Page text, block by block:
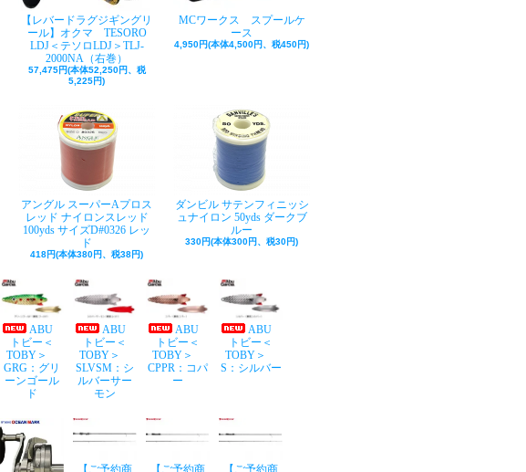
【レバードラグジギングリ
ール】オクマ TESORO
LDJ＜テソロLDJ＞TLJ-
2000NA（右巻）
57,475円(本体52,250円、税
5,225円)
MCワークス スプールケ
ース
4,950円(本体4,500円、税450円)
アングル スーパーAプロス
レッド ナイロンスレッド
100yds サイズD#0326 レッ
ド
418円(本体380円、税38円)
ダンビル サテンフィニッシ
ュナイロン 50yds ダークブ
ルー
330円(本体300円、税30円)
ABU
トビー＜
TOBY＞
GRG：グリ
ーンゴール
ド
ABU
トビー＜
TOBY＞
SLVSM：シ
ルバーサー
モン
ABU
トビー＜
TOBY＞
CPPR：コパ
ー
ABU
トビー＜
TOBY＞
S：シルバー